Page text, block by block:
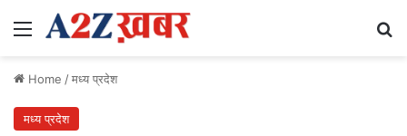
Menu
Home /मध्य प्रदेश
मध्य प्रदेश